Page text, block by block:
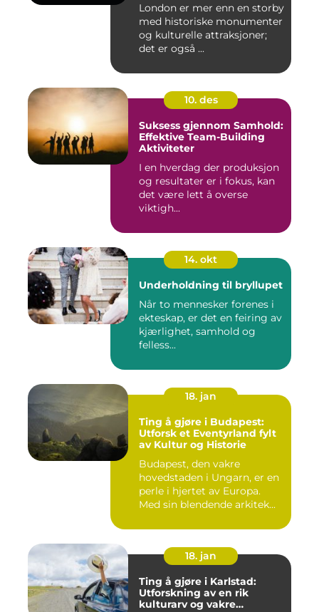
London er mer enn en storby
med historiske monumenter
og kulturelle attraksjoner;
det er også ...
10. des
Suksess gjennom Samhold:
Effektive Team-Building
Aktiviteter
I en hverdag der produksjon
og resultater er i fokus, kan
det være lett å overse
viktigh...
14. okt
Underholdning til bryllupet
Når to mennesker forenes i
ekteskap, er det en feiring av
kjærlighet, samhold og
felless...
18. jan
Ting å gjøre i Budapest:
Utforsk et Eventyrland fylt
av Kultur og Historie
Budapest, den vakre
hovedstaden i Ungarn, er en
perle i hjertet av Europa.
Med sin blendende arkitek...
18. jan
Ting å gjøre i Karlstad:
Utforskning av en rik
kulturarv og vakre